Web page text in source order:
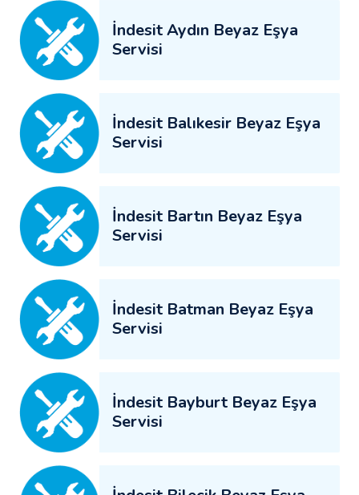
İndesit Aydın Beyaz Eşya
Servisi
İndesit Balıkesir Beyaz Eşya
Servisi
İndesit Bartın Beyaz Eşya
Servisi
İndesit Batman Beyaz Eşya
Servisi
İndesit Bayburt Beyaz Eşya
Servisi